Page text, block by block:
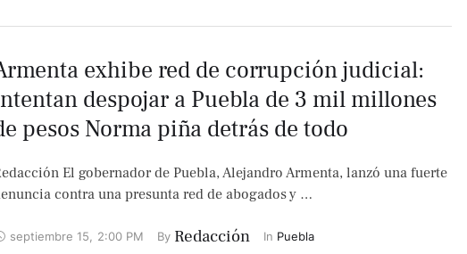
exhibe red de corrupción judicial:
despojar a Puebla de 3 mil millones
pesos Norma piña detrás de todo
El gobernador de Puebla, Alejandro Armenta, lanzó una fuerte
contra una presunta red de abogados y …
septiembre 15 2:00 PM By Redacción In Puebla